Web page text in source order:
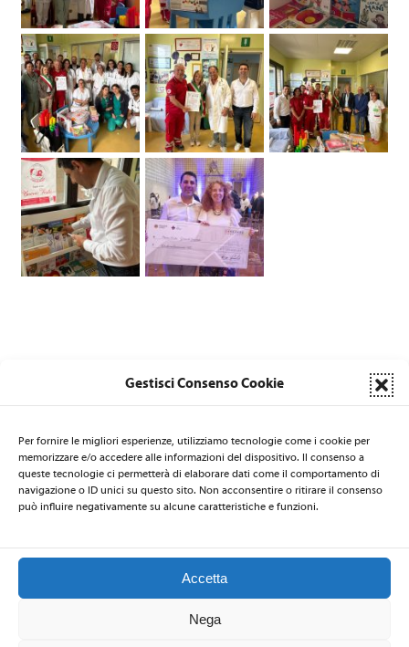
Gestisci Consenso Cookie
Per fornire le migliori esperienze, utilizziamo tecnologie come i cookie per
memorizzare e/o accedere alle informazioni del dispositivo. Il consenso a
queste tecnologie ci permetterà di elaborare dati come il comportamento di
navigazione o ID unici su questo sito. Non acconsentire o ritirare il consenso
può influire negativamente su alcune caratteristiche e funzioni.
Accetta
Nega
LA SEGRETERIA DI NATI PER LA MUSICA È AFFIDATA AL CSB
Centro per la Salute delle Bambine e dei Bambini- via Nicolò de
Telefono: +39 040 3220447 - Fax: +39 040 306839